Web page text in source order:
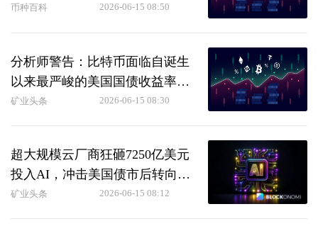
境
币种百科 2026-06-15 08:50
分析师警告：比特币面临自诞生
以来最严峻的美国国债收益率环
境
矿业头条 2026-06-15 08:30
超大规模云厂商狂砸7250亿美元
投入AI，冲击美国债市后转向全
球举债
矿业头条 2026-06-15 08:12